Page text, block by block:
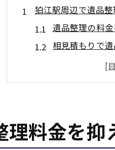
狛江駅周辺で遺品
遺品整理の料
相見積もりで
遺品整理を安
遺品整理の見
遺品整理の費用
料金を抑